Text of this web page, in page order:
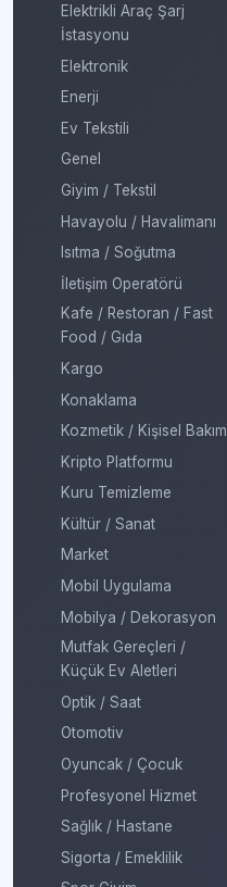
Elektrikli Araç Şarj
İstasyonu
Elektronik
Enerji
Ev Tekstili
Genel
Giyim / Tekstil
Havayolu / Havalimanı
Isıtma / Soğutma
İletişim Operatörü
Kafe / Restoran / Fast
Food / Gıda
Kargo
Konaklama
Kozmetik / Kişisel Bakım
Kripto Platformu
Kuru Temizleme
Kültür / Sanat
Market
Mobil Uygulama
Mobilya / Dekorasyon
Mutfak Gereçleri /
Küçük Ev Aletleri
Optik / Saat
Otomotiv
Oyuncak / Çocuk
Profesyonel Hizmet
Sağlık / Hastane
Sigorta / Emeklilik